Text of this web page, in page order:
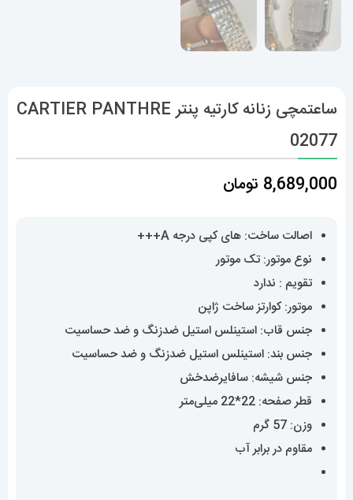
ساعتمچی زنانه کارتیه پنتر CARTIER PANTHRE
02077
8,689,000 تومان
اصالت ساخت: های کپی درجه A+++
نوع موتور: تک موتور
تقویم : ندارد
موتور: کوارتز ساخت ژاپن
جنس قاب: استینلس استیل ضدزنگ و ضد حساسیت
جنس بند: استینلس استیل ضدزنگ و ضد حساسیت
جنس شیشه: سافایرضدخش
قطر صفحه: 22*22 میلی‌متر
وزن: 57 گرم
مقاوم در برابر آب